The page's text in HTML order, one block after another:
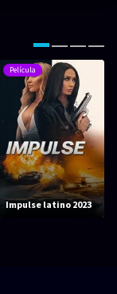
Película
Impulse latino 2023